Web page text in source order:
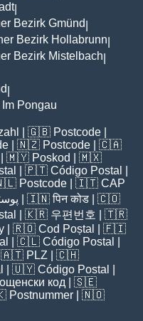
|
Bezirk Gmünd
Bezirk Hollabrunn
Bezirk Mistelbach
Pongau
| 🇬🇧 Postcode
| 🇳🇿 Postcode | 🇨🇦
| 🇲🇾 Poskod
| 🇲🇽
| 🇵🇹 Código Postal
Postcode | 🇮🇹 CAP
| 🇮🇳पिन कोड | 🇨🇴
| 🇰🇷 우편번호
| 🇹🇷
| 🇷🇴 Cod Poștal
| 🇫🇮
| 🇨🇱 Código Postal
🇦🇹 PLZ | 🇨🇭
| 🇺🇾 Código Postal
код | 🇸🇪
Postnummer | 🇳🇴